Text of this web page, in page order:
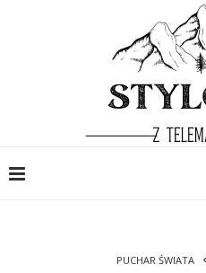
PUCHAR ŚWIATA